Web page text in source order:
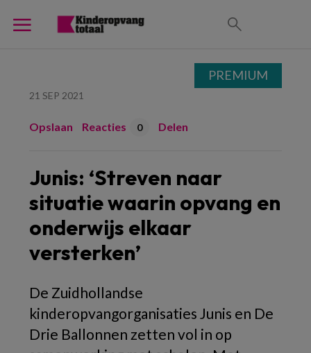
21 SEP 2021
Opslaan Reacties 0 Delen
Junis: ‘Streven naar
situatie waarin opvang en
onderwijs elkaar
versterken’
De Zuidhollandse
kinderopvangorganisaties Junis en De
Drie Ballonnen zetten vol in op
PREMIUM